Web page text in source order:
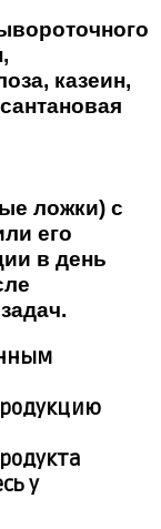
казеин,
ложки) с
его
в день
у